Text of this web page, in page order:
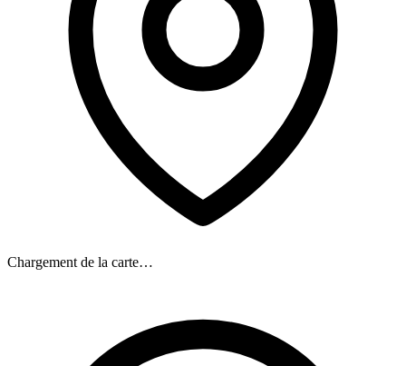
Chargement de la carte…